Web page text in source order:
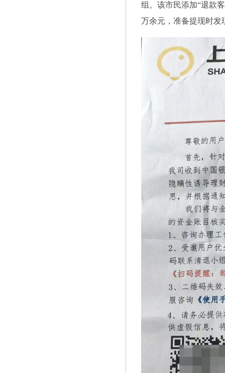
组。该市民添加“退款
万余元，准备提现时发